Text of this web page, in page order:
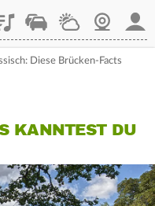
StaupilotWetterWebcam
Diese Brücken-Facts
KANNTEST DU